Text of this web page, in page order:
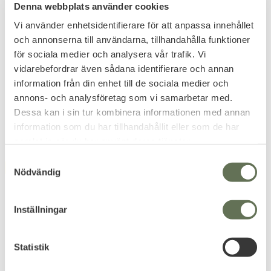
Denna webbplats använder cookies
Vi använder enhetsidentifierare för att anpassa innehållet
och annonserna till användarna, tillhandahålla funktioner
för sociala medier och analysera vår trafik. Vi
vidarebefordrar även sådana identifierare och annan
information från din enhet till de sociala medier och
annons- och analysföretag som vi samarbetar med.
Dessa kan i sin tur kombinera informationen med annan
information som du har tillhandahållit eller som de har
Nödvändig
Inställningar
Statistik
Rothco Paracord
Armband med kompass
99
EDCX Paracord
Armband Solomon
FAVORIT